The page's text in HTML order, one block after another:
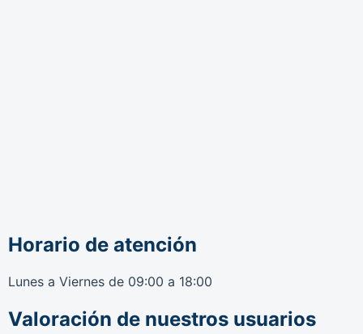
Horario de atención
Lunes a Viernes de 09:00 a 18:00
Valoración de nuestros usuarios